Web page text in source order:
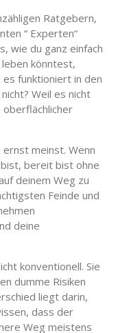
Ratgebern,
“ Experten“
wie du ganz einfach
könntest,
funktioniert in den
Weil es nicht
oberflächlicher
meinst. Wenn
bereit bist ohne
deinem Weg zu
Feinde und
deine
konventionell. Sie
dumme Risiken
liegt darin,
dass der
Weg meistens